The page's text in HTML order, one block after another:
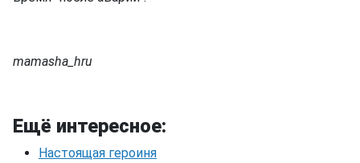
mamasha_hru
Ещё интересное:
Настоящая героиня